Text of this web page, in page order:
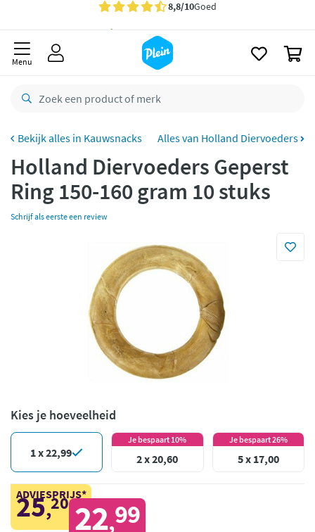
Gratisbezorging vanaf 35,- *
besteld,
Gratisretourneren
Betaal met Klarna
Menu
Kauwsnacks Alles van Holland Diervoeders
Holland Diervoeders Geperst
Ring 150-160 gram 10 stuks
Schrijf als eerste een review
Kies je hoeveelheid
1 x 22,99
Je bespaart 10%
2 x 20,60
Je bespaart 26%
5 x 17,00
ADVIESPRIJS*
25,20 22,99